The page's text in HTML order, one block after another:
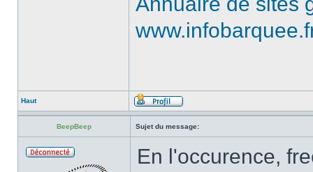
Haut
BeepBeep Sujet du message:
En l'occurence,